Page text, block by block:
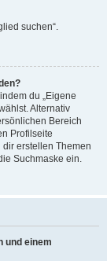
suchen“.
du „Eigene
Alternativ
Bereich
Profilseite
erstellen Themen
Suchmaske ein.
und einem